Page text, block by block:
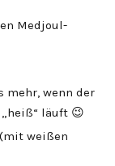
Medjoul-
mehr, wenn der
läuft 😉
weißen